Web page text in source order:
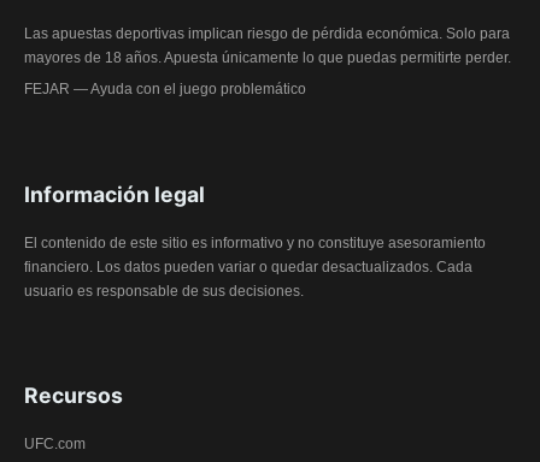
Las apuestas deportivas implican riesgo de pérdida económica. Solo para
mayores de 18 años. Apuesta únicamente lo que puedas permitirte perder.
FEJAR — Ayuda con el juego problemático
Información legal
El contenido de este sitio es informativo y no constituye asesoramiento
financiero. Los datos pueden variar o quedar desactualizados. Cada
usuario es responsable de sus decisiones.
Recursos
UFC.com